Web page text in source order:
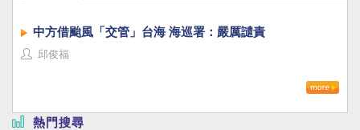
中方借颱風「交管」台海 海巡署：嚴厲譴責
邱俊福
熱門搜尋